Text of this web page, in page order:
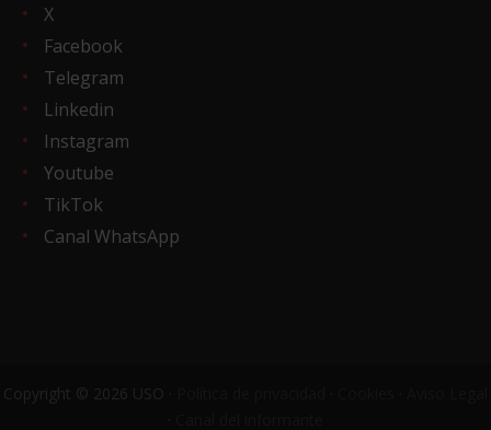
X
Facebook
Telegram
Linkedin
Instagram
Youtube
TikTok
Canal WhatsApp
Copyright © 2026 USO ·